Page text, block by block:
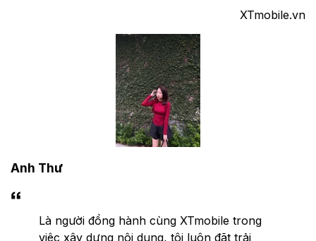
XTmobile.vn
Anh Thư
Là người đồng hành cùng XTmobile trong
việc xây dựng nội dung, tôi luôn đặt trải